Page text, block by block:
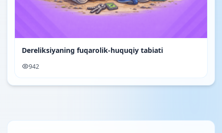
Dereliksiyaning fuqarolik-huquqiy tabiati
942